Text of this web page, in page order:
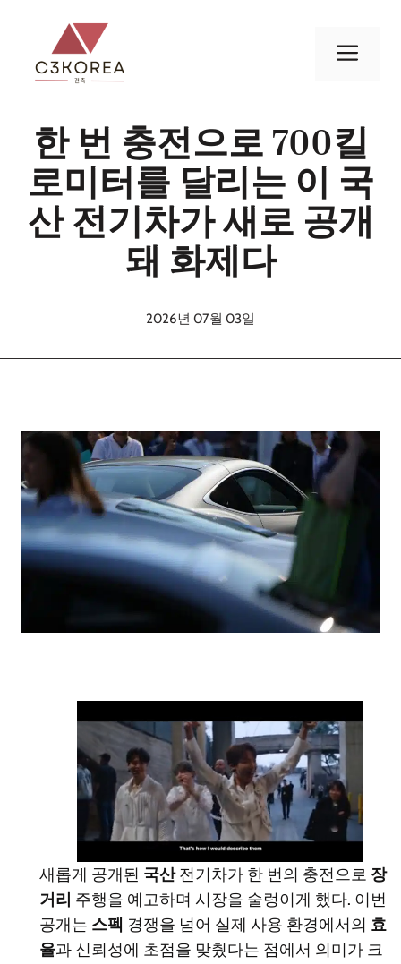
메
한 번 충전으로 700킬
로미터를 달리는 이 국
산 전기차가 새로 공개
돼 화제다
2026년 07월 03일
새롭게 공개된 국산전기차가 한 번의 충전으로 장
거리 주행을 예고하며 시장을 술렁이게 했다. 이번
공개는 스펙 경쟁을 넘어 실제 사용 환경에서의 효
율과 신뢰성에 초점을 맞췄다는 점에서 의미가 크